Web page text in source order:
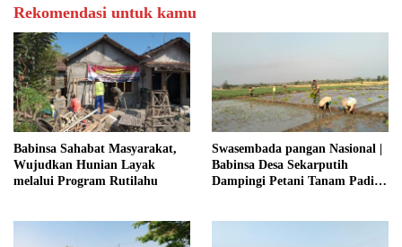
Rekomendasi untuk kamu
Babinsa Sahabat Masyarakat,
Wujudkan Hunian Layak
melalui Program Rutilahu
Swasembada pangan Nasional |
Babinsa Desa Sekarputih
Dampingi Petani Tanam Padi,